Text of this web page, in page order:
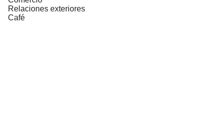
Relaciones exteriores
Café